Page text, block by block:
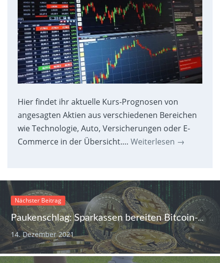
Hier findet ihr aktuelle Kurs-Prognosen von
angesagten Aktien aus verschiedenen Bereichen
wie Technologie, Auto, Versicherungen oder E-
Commerce in der Übersicht.… Weiterlesen →
Nächster Beitrag
Paukenschlag: Sparkassen bereiten Bitcoin-Handel vor
14. Dezember 2021